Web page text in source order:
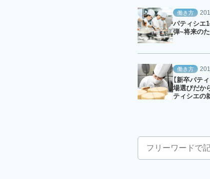
働き方
パティシエ
弾~将来の
働き方
【新卒パテ
場選びだか
ティシエの